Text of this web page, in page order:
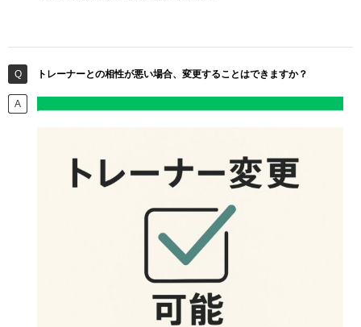
トレーナーとの相性が悪い場合、変更することはできますか？